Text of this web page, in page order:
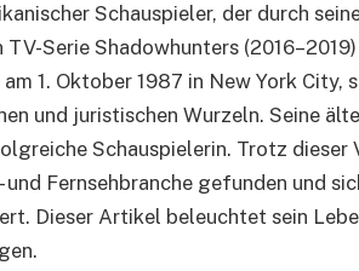
Schauspieler, der durch
Serie Shadowhunters
1. Oktober 1987 in New York City,
und juristischen Wurzeln. Seine
Schauspielerin. Trotz dieser
und Fernsehbranche gefunden und
Dieser Artikel beleuchtet sein